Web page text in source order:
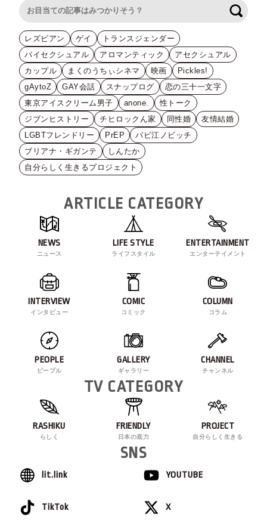
レズビアン ゲイ
トランスジェンダー
バイセクシュアル
アロマンティック
アセクシュアル
カップル
まくのうちぃシネマ 映画
Pickles!
gAytoZ
GAY会話 スナップログ
恋の三十一文字
東京アイスクリーム男子
anone.
性トーク
ジブンヒストリー
チヒロックん家 同性婚
友情結婚
LGBTフレンドリー
PrEP
バビ江ノビッチ
ブリアナ・ギガンテ
しんたか
自分らしく生きるプロジェクト
ARTICLE CATEGORY
NEWS
ニュース
LIFE STYLE
ライフスタイル
ENTERTAINMENT
エンターテイメント
INTERVIEW
インタビュー
COMIC
コミック
COLUMN
コラム
PEOPLE
ピープル
GALLERY
ギャラリー
CHANNEL
チャンネル
TV CATEGORY
RASHIKU
らしく
FRIENDLY
日本の底力
PROJECT
自分らしく生きる
SNS
lit.link YOUTUBE
TikTok X